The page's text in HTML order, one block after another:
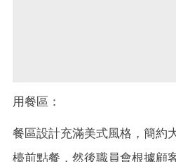
用餐區：
餐區設計充滿美式風格，簡約
檯前點餐，然後職員會根據顧